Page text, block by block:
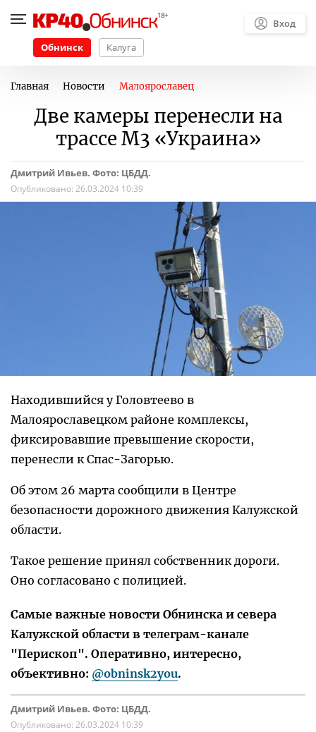
Обнинск Калуга
Вход
Главная Новости Малоярославец
Две камеры перенесли на
трассе М3 «Украина»
Дмитрий Ивьев. Фото: ЦБДД.
Опубликовано: 26.03.2024 10:39
Находившийся у Головтеево в
Малоярославецком районе комплексы,
фиксировавшие превышение скорости,
перенесли к Спас-Загорью.
Об этом 26 марта сообщили в Центре
безопасности дорожного движения Калужской
области.
Такое решение принял собственник дороги.
Оно согласовано с полицией.
Самые важные новости Обнинска и севера
Калужской области в телеграм-канале
"Перископ". Оперативно, интересно,
объективно: @obninsk2you.
Дмитрий Ивьев. Фото: ЦБДД.
Опубликовано: 26.03.2024 10:39